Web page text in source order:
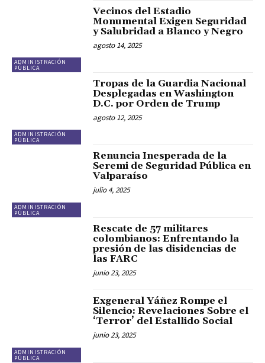
ADMINISTRACIÓN
PÚBLICA
Vecinos del Estadio
Monumental Exigen Seguridad
y Salubridad a Blanco y Negro
agosto 14, 2025
ADMINISTRACIÓN
PÚBLICA
Tropas de la Guardia Nacional
Desplegadas en Washington
D.C. por Orden de Trump
agosto 12, 2025
ADMINISTRACIÓN
PÚBLICA
Renuncia Inesperada de la
Seremi de Seguridad Pública en
Valparaíso
julio 4, 2025
Rescate de 57 militares
colombianos: Enfrentando la
presión de las disidencias de
las FARC
junio 23, 2025
ADMINISTRACIÓN
PÚBLICA
Exgeneral Yáñez Rompe el
Silencio: Revelaciones Sobre el
‘Terror’ del Estallido Social
junio 23, 2025